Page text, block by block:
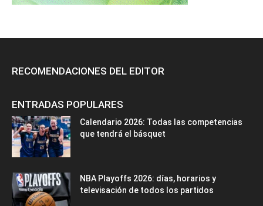
RECOMENDACIONES DEL EDITOR
ENTRADAS POPULARES
Calendario 2026: Todas las competencias
que tendrá el básquet
NBA Playoffs 2026: días, horarios y
televisación de todos los partidos